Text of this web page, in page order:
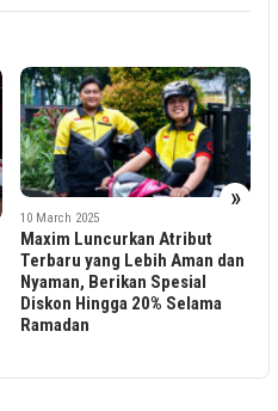
»
10 March 2025
Maxim Luncurkan Atribut
Terbaru yang Lebih Aman dan
Nyaman, Berikan Spesial
Diskon Hingga 20% Selama
Ramadan